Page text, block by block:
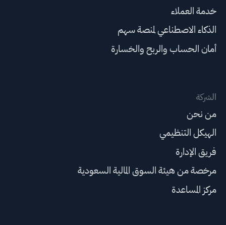
خدمة العملاء
الذكاء الاصطناعي لمنصة سهم
أمان الحساب والربح والخسارة
الشركة
من نحن
الهيكل التنظيمي
فريق الإدارة
مرخصة من هيئة السوق المالية السعودية
مركز المساعدة